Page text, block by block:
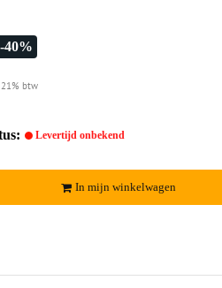
-40%
21% btw
Levertijd onbekend
In mijn winkelwagen